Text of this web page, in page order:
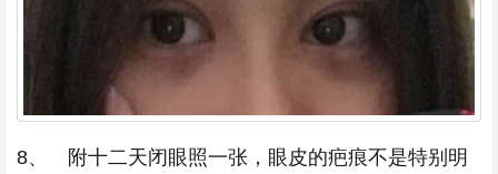
8、 附十二天闭眼照一张，眼皮的疤痕不是特别明